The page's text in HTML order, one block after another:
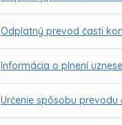
Odplatný prevod časti
Informácia o plnení
Určenie spôsobu